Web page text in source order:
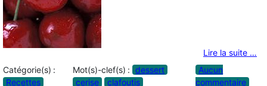
Lire la suite …
Catégorie(s) :
Recettes
Mot(s)-clef(s) : dessert
cerise
clafoutis
Aucun
commentaire